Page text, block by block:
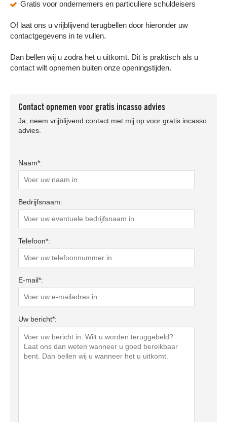
Gratis voor ondernemers en particuliere schuldeisers
Of laat ons u vrijblijvend terugbellen door hieronder uw
contactgegevens in te vullen.
Dan bellen wij u zodra het u uitkomt. Dit is praktisch als u
contact wilt opnemen buiten onze openingstijden.
Contact opnemen voor gratis incasso advies
Ja, neem vrijblijvend contact met mij op voor gratis incasso
advies.
Naam*:
Bedrijfsnaam:
Telefoon*:
E-mail*:
Uw bericht*: